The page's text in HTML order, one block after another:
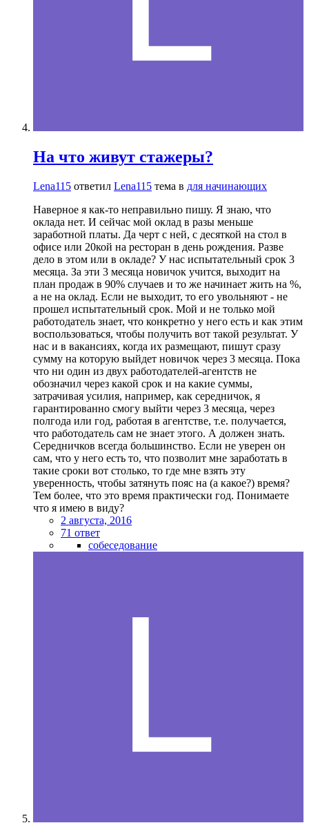
На что живут стажеры?
Lena115 ответил Lena115 тема в для начинающих
Наверное я как-то неправильно пишу. Я знаю, что
оклада нет. И сейчас мой оклад в разы меньше
заработной платы. Да черт с ней, с десяткой на стол в
офисе или 20кой на ресторан в день рождения. Разве
дело в этом или в окладе? У нас испытательный срок 3
месяца. За эти 3 месяца новичок учится, выходит на
план продаж в 90% случаев и то же начинает жить на %,
а не на оклад. Если не выходит, то его увольняют - не
прошел испытательный срок. Мой и не только мой
работодатель знает, что конкретно у него есть и как этим
воспользоваться, чтобы получить вот такой результат. У
нас и в вакансиях, когда их размещают, пишут сразу
сумму на которую выйдет новичок через 3 месяца. Пока
что ни один из двух работодателей-агентств не
обозначил через какой срок и на какие суммы,
затрачивая усилия, например, как середничок, я
гарантированно смогу выйти через 3 месяца, через
полгода или год, работая в агентстве, т.е. получается,
что работодатель сам не знает этого. А должен знать.
Середничков всегда большинство. Если не уверен он
сам, что у него есть то, что позволит мне заработать в
такие сроки вот столько, то где мне взять эту
уверенность, чтобы затянуть пояс на (а какое?) время?
Тем более, что это время практически год. Понимаете
что я имею в виду?
2 августа, 2016
71 ответ
собеседование